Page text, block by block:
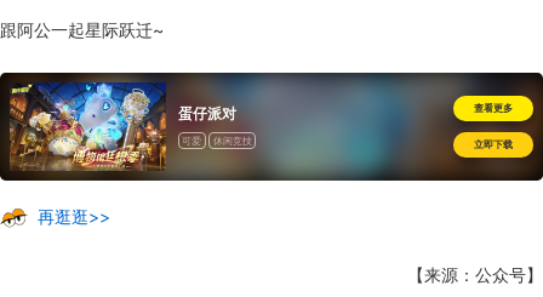
跟阿公一起星际跃迁~
蛋仔派对
可爱 休闲竞技
查看更多
立即下载
再逛逛>>
【来源：公众号】